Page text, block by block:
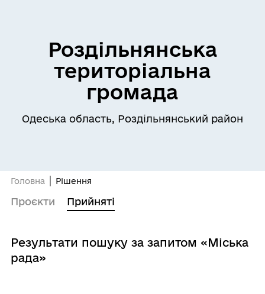
Роздільнянська
територіальна
громада
Одеська область, Роздільнянський район
Головна Рішення
Проєкти Прийняті
Результати пошуку за запитом «Міська
рада»